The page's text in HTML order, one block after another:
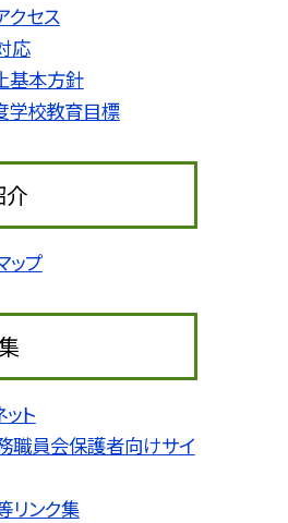
クセス
応
基本方針
学校教育目標
ップ
ト
職員会保護者向けサイ
リンク集